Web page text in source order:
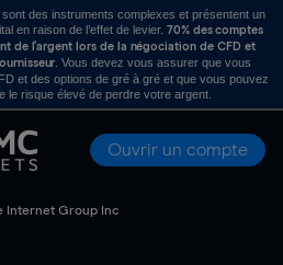
des instruments complexes et présentent un
en raison de l’effet de levier. 70% des comptes
de l’argent lors de la négociation de CFD et
. Vous devez vous assurer que vous
et des options de gré à gré et que vous pouvez
le risque élevé de perdre votre argent.
Ouvrir un compte
Internet Group Inc